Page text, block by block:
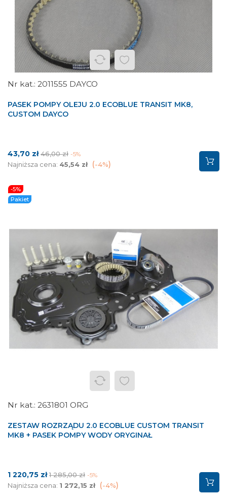
2011555 DAYCO
PASEK POMPY OLEJU 2.0 ECOBLUE TRANSIT MK8,
CUSTOM DAYCO
Cena
43,70 zł Cena
podstawowa
46,00 zł -5%
Najniższa cena: 45,54 zł -4%
-5%
Pakiet
2631801 ORG
ZESTAW ROZRZĄDU 2.0 ECOBLUE CUSTOM TRANSIT
MK8 + PASEK POMPY WODY ORYGINAŁ
Cena
1 220,75 złCena
podstawowa
1 285,00 zł -5%
Najniższa cena: 1 272,15 zł -4%